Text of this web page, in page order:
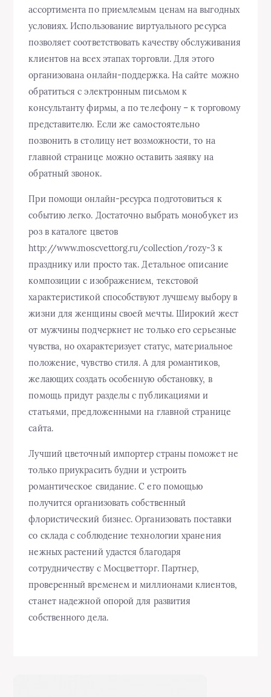
ассортимента по приемлемым ценам на выгодных
условиях. Использование виртуального ресурса
позволяет соответствовать качеству обслуживания
клиентов на всех этапах торговли. Для этого
организована онлайн-поддержка. На сайте можно
обратиться с электронным письмом к
консультанту фирмы, а по телефону – к торговому
представителю. Если же самостоятельно
позвонить в столицу нет возможности, то на
главной странице можно оставить заявку на
обратный звонок.
При помощи онлайн-ресурса подготовиться к
событию легко. Достаточно выбрать монобукет из
роз в каталоге цветов
http://www.moscvettorg.ru/collection/rozy-3 к
празднику или просто так. Детальное описание
композиции с изображением, текстовой
характеристикой способствуют лучшему выбору в
жизни для женщины своей мечты. Широкий жест
от мужчины подчеркнет не только его серьезные
чувства, но охарактеризует статус, материальное
положение, чувство стиля. А для романтиков,
желающих создать особенную обстановку, в
помощь придут разделы с публикациями и
статьями, предложенными на главной странице
сайта.
Лучший цветочный импортер страны поможет не
только приукрасить будни и устроить
романтическое свидание. С его помощью
получится организовать собственный
флористический бизнес. Организовать поставки
со склада с соблюдение технологии хранения
нежных растений удастся благодаря
сотрудничеству с Мосцветторг. Партнер,
проверенный временем и миллионами клиентов,
станет надежной опорой для развития
собственного дела.